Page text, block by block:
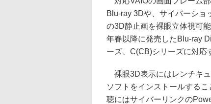
Blu-ray 3Dや、サイバーショ
の3D静止画を裸眼立体視可
年春以降に発売したBlu-ray
ーズ、C(CB)シリーズに対応
裸眼3D表示にはレンチキ
ソフトをインストールする
聴にはサイバーリンクの